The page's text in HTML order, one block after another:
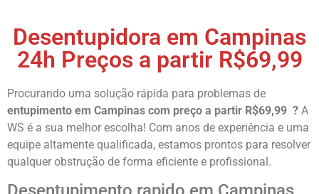
Desentupidora em Campinas
24h Preços a partir R$69,99
Procurando uma solução rápida para problemas de
entupimento em Campinas com preço a partir R$69,99 ? A
WS é a sua melhor escolha! Com anos de experiência e uma
equipe altamente qualificada, estamos prontos para resolver
qualquer obstrução de forma eficiente e profissional.